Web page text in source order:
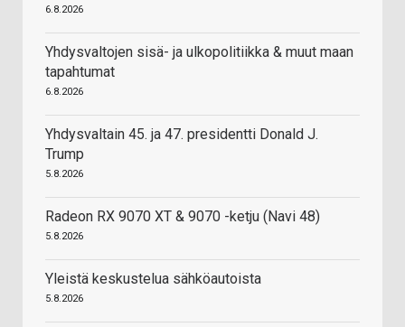
6.8.2026
Yhdysvaltojen sisä- ja ulkopolitiikka & muut maan
tapahtumat
6.8.2026
Yhdysvaltain 45. ja 47. presidentti Donald J.
Trump
5.8.2026
Radeon RX 9070 XT & 9070 -ketju (Navi 48)
5.8.2026
Yleistä keskustelua sähköautoista
5.8.2026